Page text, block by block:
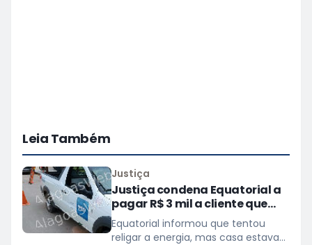
Leia Também
Justiça
Justiça condena Equatorial a
pagar R$ 3 mil a cliente que
ficou cinco dias sem energia
Equatorial informou que tentou
religar a energia, mas casa estava